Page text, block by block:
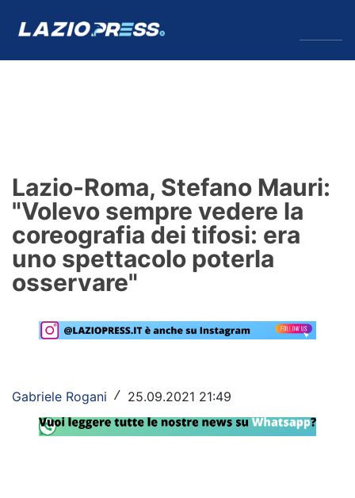
Formello
Infortuni
Primavera
Lazio Women
Social
Lazio-Roma, Stefano Mauri:
"Volevo sempre vedere la
coreografia dei tifosi: era
uno spettacolo poterla
osservare"
Gabriele Rogani / 25.09.2021 21:49